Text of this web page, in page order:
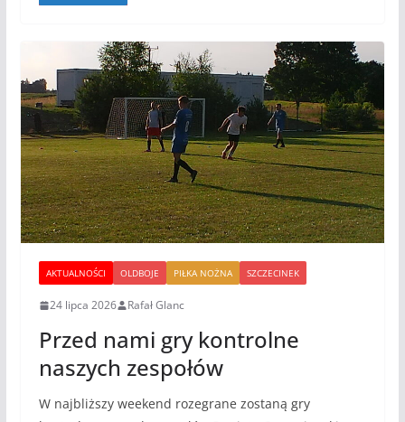
AKTUALNOŚCI OLDBOJE PIŁKA NOŻNA SZCZECINEK
24 lipca 2026 Rafał Glanc
Przed nami gry kontrolne
naszych zespołów
W najbliższy weekend rozegrane zostaną gry